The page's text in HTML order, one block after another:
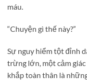
máu.
“Chuyện gì thế này?”
Sự nguy hiểm tột đỉnh
trừng lớn, một cảm
khắp toàn thân là